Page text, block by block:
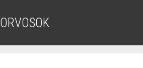
ORVOSOK